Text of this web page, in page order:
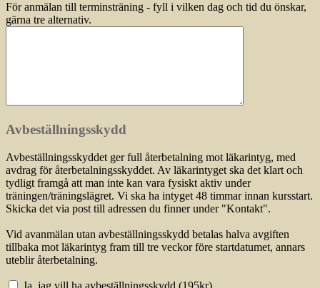
För anmälan till terminsträning - fyll i vilken dag och tid du önskar,
gärna tre alternativ.
Avbeställningsskydd
Avbeställningsskyddet ger full återbetalning mot läkarintyg, med
avdrag för återbetalningsskyddet. Av läkarintyget ska det klart och
tydligt framgå att man inte kan vara fysiskt aktiv under
träningen/träningslägret. Vi ska ha intyget 48 timmar innan kursstart.
Skicka det via post till adressen du finner under "Kontakt".
Vid avanmälan utan avbeställningsskydd betalas halva avgiften
tillbaka mot läkarintyg fram till tre veckor före startdatumet, annars
uteblir återbetalning.
Ja, jag vill ha avbeställningsskydd (195kr)